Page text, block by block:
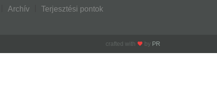
Archív Terjesztési pontok
crafted with by PR